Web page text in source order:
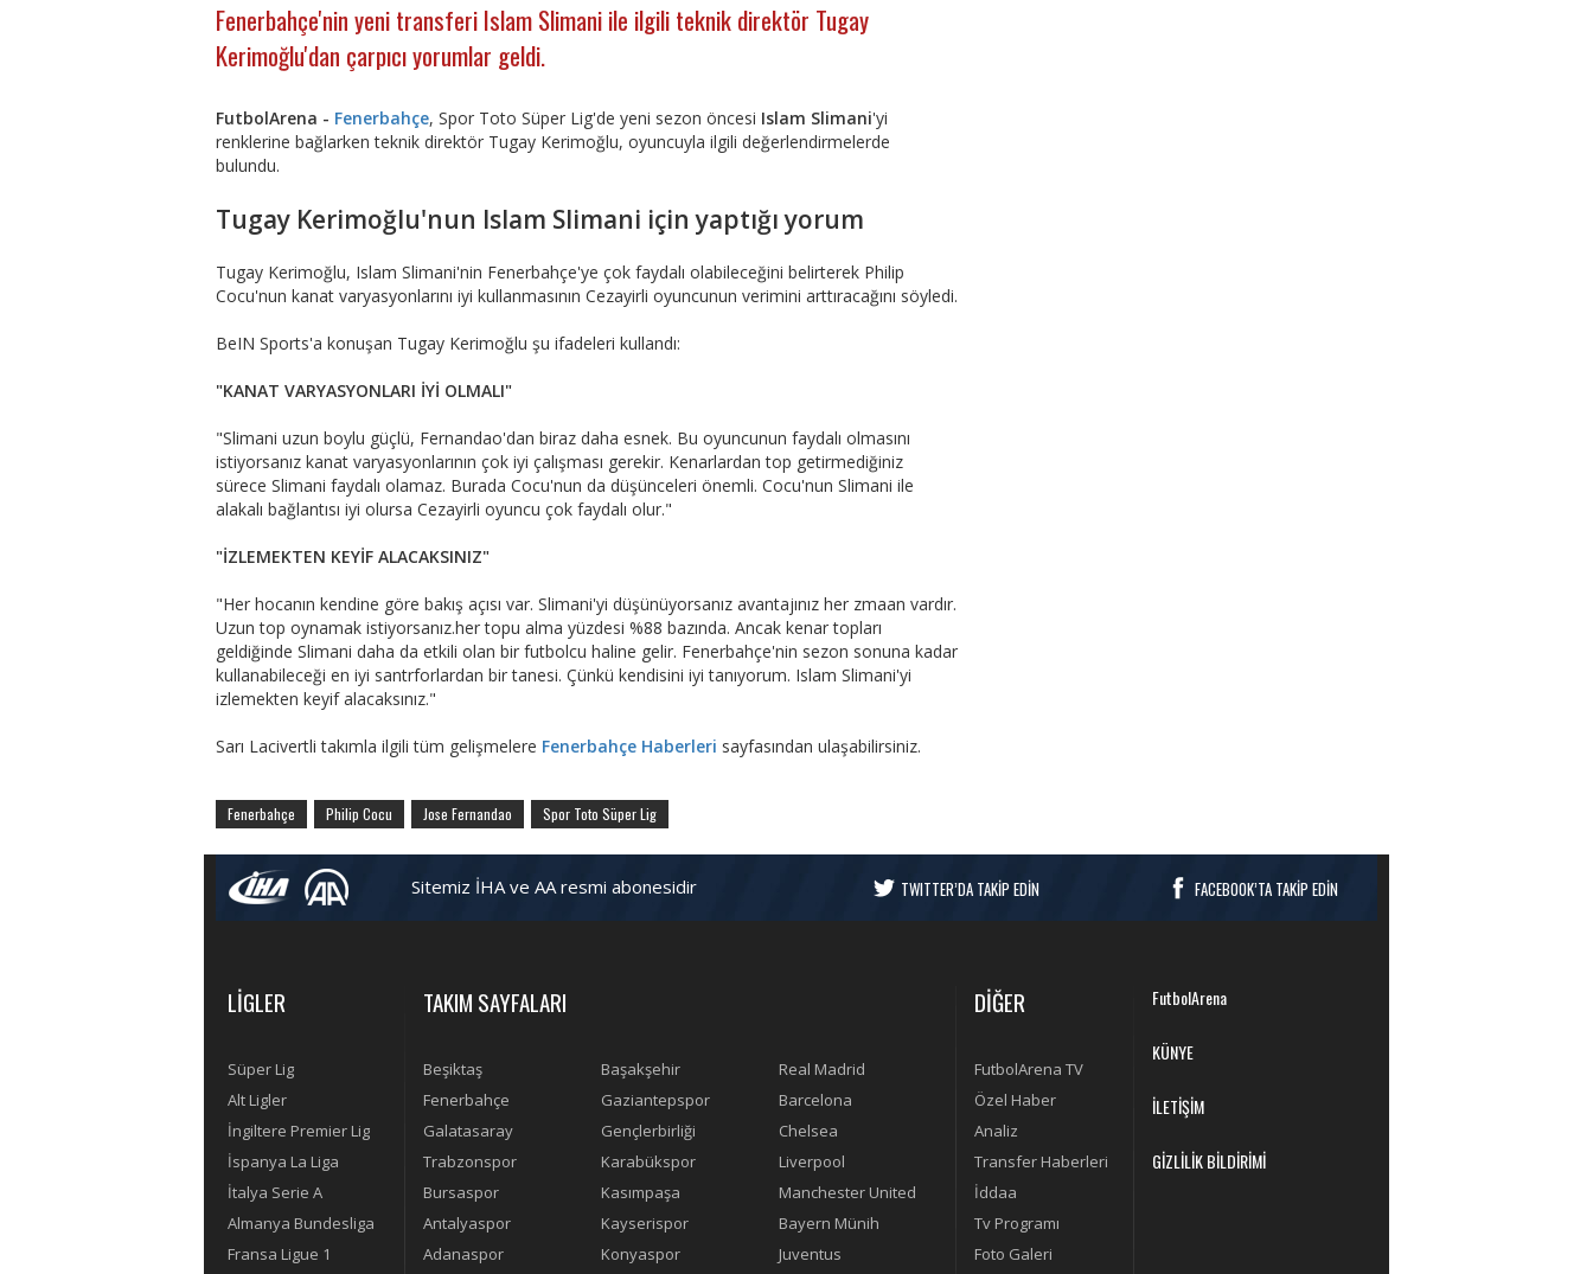
Fenerbahçe'nin yeni transferi Islam Slimani ile ilgili teknik direktör Tugay
Kerimoğlu'dan çarpıcı yorumlar geldi.
FutbolArena - Fenerbahçe, Spor Toto Süper Lig'de yeni sezon öncesi Islam Slimani'yi
renklerine bağlarken teknik direktör Tugay Kerimoğlu, oyuncuyla ilgili değerlendirmelerde
bulundu.
Tugay Kerimoğlu'nun Islam Slimani için yaptığı yorum
Tugay Kerimoğlu, Islam Slimani'nin Fenerbahçe'ye çok faydalı olabileceğini belirterek Philip
Cocu'nun kanat varyasyonlarını iyi kullanmasının Cezayirli oyuncunun verimini arttıracağını söyledi.
BeIN Sports'a konuşan Tugay Kerimoğlu şu ifadeleri kullandı:
"KANAT VARYASYONLARI İYİ OLMALI"
"Slimani uzun boylu güçlü, Fernandao'dan biraz daha esnek. Bu oyuncunun faydalı olmasını
istiyorsanız kanat varyasyonlarının çok iyi çalışması gerekir. Kenarlardan top getirmediğiniz
sürece Slimani faydalı olamaz. Burada Cocu'nun da düşünceleri önemli. Cocu'nun Slimani ile
alakalı bağlantısı iyi olursa Cezayirli oyuncu çok faydalı olur."
"İZLEMEKTEN KEYİF ALACAKSINIZ"
"Her hocanın kendine göre bakış açısı var. Slimani'yi düşünüyorsanız avantajınız her zmaan vardır.
Uzun top oynamak istiyorsanız.her topu alma yüzdesi %88 bazında. Ancak kenar topları
geldiğinde Slimani daha da etkili olan bir futbolcu haline gelir. Fenerbahçe'nin sezon sonuna kadar
kullanabileceği en iyi santrforlardan bir tanesi. Çünkü kendisini iyi tanıyorum. Islam Slimani'yi
izlemekten keyif alacaksınız."
Sarı Lacivertli takımla ilgili tüm gelişmelere Fenerbahçe Haberleri sayfasından ulaşabilirsiniz.
Fenerbahçe Philip Cocu Jose Fernandao Spor Toto Süper Lig
Sitemiz İHA ve AA resmi abonesidir TWITTER’DA TAKİP EDİN FACEBOOK’TA TAKİP EDİN
LİGLER
Süper Lig
Alt Ligler
İngiltere Premier Lig
İspanya La Liga
İtalya Serie A
Almanya Bundesliga
Fransa Ligue 1
TAKIM SAYFALARI
Beşiktaş Başakşehir
Real Madrid
Fenerbahçe
Gaziantepspor
Barcelona
Galatasaray
Gençlerbirliği
Chelsea
Trabzonspor
Karabükspor
Liverpool
Bursaspor
Kasımpaşa
Manchester United
Antalyaspor
Kayserispor
Bayern Münih
Adanaspor
Konyaspor
Juventus
DİĞER
FutbolArena TV
Özel Haber
Analiz
Transfer Haberleri
İddaa
Tv Programı
Foto Galeri
FutbolArena
KÜNYE
İLETİŞİM
GİZLİLİK BİLDİRİMİ